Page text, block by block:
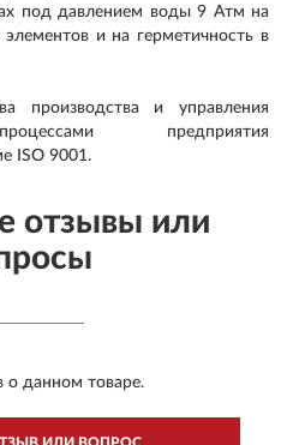
под давлением воды 9 Атм на
и на герметичность в
производства и управления
предприятия
ISO 9001.
отзывы или
о данном товаре.